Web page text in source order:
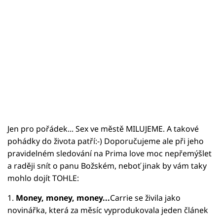
Jen pro pořádek... Sex ve městě MILUJEME. A takové
pohádky do života patří:-) Doporučujeme ale při jeho
pravidelném sledování na Prima love moc nepřemýšlet
a raději snít o panu Božském, neboť jinak by vám taky
mohlo dojít TOHLE:
1. Money, money, money...Carrie se živila jako
novinářka, která za měsíc vyprodukovala jeden článek